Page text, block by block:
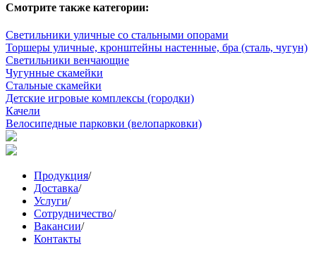
Смотрите также категории:
Светильники уличные со стальными опорами
Торшеры уличные, кронштейны настенные, бра (сталь, чугун)
Светильники венчающие
Чугунные скамейки
Стальные скамейки
Детские игровые комплексы (городки)
Качели
Велосипедные парковки (велопарковки)
Продукция/
Доставка/
Услуги/
Сотрудничество/
Вакансии/
Контакты